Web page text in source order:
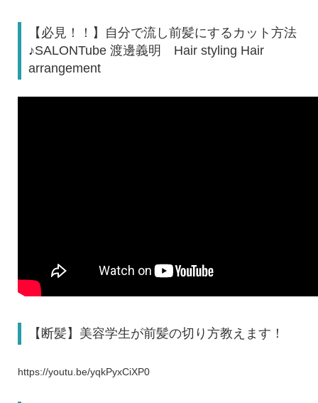
【必見！！】自分で流し前髪にするカット方法
♪SALONTube 渡邊義明 Hair styling Hair
arrangement
【断髪】美容学生が前髪の切り方教えます！
https://youtu.be/yqkPyxCiXP0